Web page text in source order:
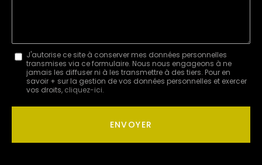
Message
J'autorise ce site à conserver mes données personnelles
transmises via ce formulaire. Nous nous engageons à ne
jamais les diffuser ni à les transmettre à des tiers. Pour en
savoir + sur la gestion de vos données personnelles et exercer
vos droits, cliquez-ici.
Acceptation
ENVOYER